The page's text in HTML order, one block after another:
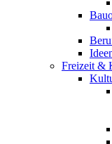
Freizeit &